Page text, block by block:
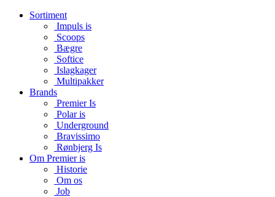
Sortiment
Impuls is
Scoops
Bægre
Softice
Islagkager
Multipakker
Brands
Premier Is
Polar is
Underground
Bravissimo
Rønbjerg Is
Om Premier is
Historie
Om os
Job